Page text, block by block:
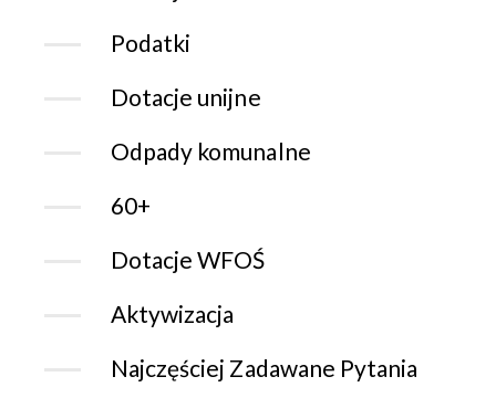
Podatki
Dotacje unijne
Odpady komunalne
60+
Dotacje WFOŚ
Aktywizacja
Najczęściej Zadawane Pytania